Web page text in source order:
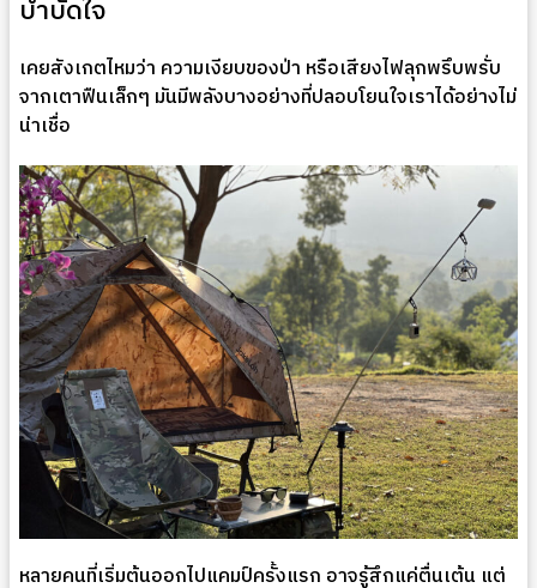
บำบัดใจ
เคยสังเกตไหมว่า ความเงียบของป่า หรือเสียงไฟลุกพรึบพรั่บ
จากเตาฟืนเล็กๆ มันมีพลังบางอย่างที่ปลอบโยนใจเราได้อย่างไม่
น่าเชื่อ
หลายคนที่เริ่มต้นออกไปแคมป์ครั้งแรก อาจรู้สึกแค่ตื่นเต้น แต่